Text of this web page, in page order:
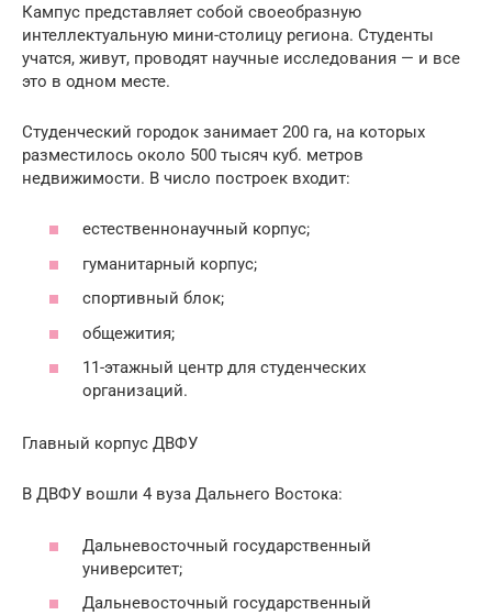
Кампус представляет собой своеобразную
интеллектуальную мини-столицу региона. Студенты
учатся, живут, проводят научные исследования — и все
это в одном месте.
Студенческий городок занимает 200 га, на которых
разместилось около 500 тысяч куб. метров
недвижимости. В число построек входит:
естественнонаучный корпус;
гуманитарный корпус;
спортивный блок;
общежития;
11-этажный центр для студенческих
организаций.
Главный корпус ДВФУ
В ДВФУ вошли 4 вуза Дальнего Востока:
Дальневосточный государственный
университет;
Дальневосточный государственный